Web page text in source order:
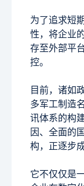
为了追求短
性，将企业
存至外部平
控。
目前，诸如
多军工制造
讯体系的构
因、全面的
构，正逐步
它不仅仅是